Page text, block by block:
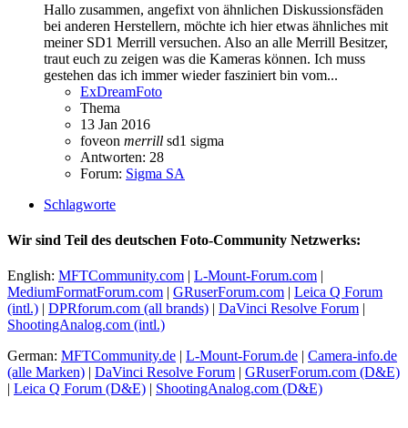
Hallo zusammen, angefixt von ähnlichen Diskussionsfäden
bei anderen Herstellern, möchte ich hier etwas ähnliches mit
meiner SD1 Merrill versuchen. Also an alle Merrill Besitzer,
traut euch zu zeigen was die Kameras können. Ich muss
gestehen das ich immer wieder fasziniert bin vom...
ExDreamFoto
Thema
13 Jan 2016
foveon merrill sd1 sigma
Antworten: 28
Forum: Sigma SA
Schlagworte
Wir sind Teil des deutschen Foto-Community Netzwerks:
English: MFTCommunity.com | L-Mount-Forum.com |
MediumFormatForum.com | GRuserForum.com | Leica Q Forum
(intl.) | DPRforum.com (all brands) | DaVinci Resolve Forum |
ShootingAnalog.com (intl.)
German: MFTCommunity.de | L-Mount-Forum.de | Camera-info.de
(alle Marken) | DaVinci Resolve Forum | GRuserForum.com (D&E)
| Leica Q Forum (D&E) | ShootingAnalog.com (D&E)